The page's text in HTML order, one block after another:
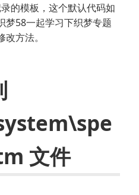
的模板，这个默认代码如
梦58一起学习下织梦专题
方法。
文件